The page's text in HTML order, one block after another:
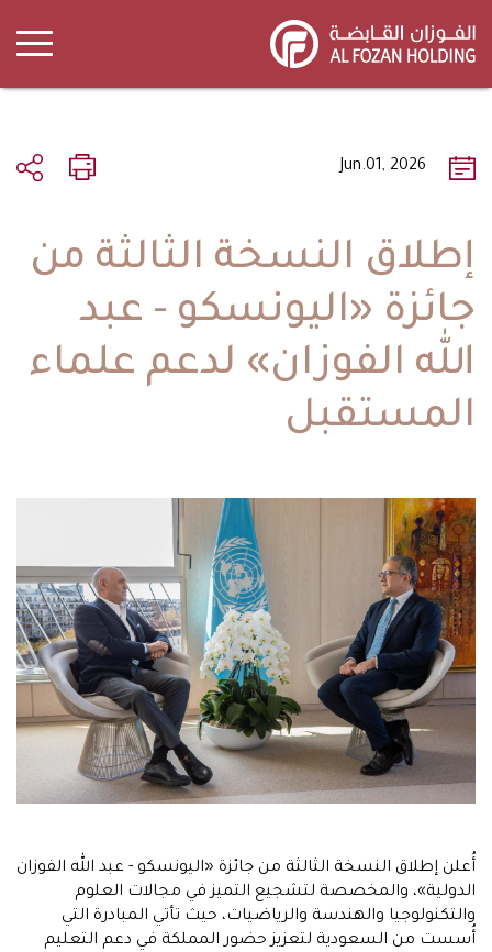
main
Jun.01, 2026
إطلاق النسخة الثالثة من
جائزة «اليونسكو - عبد
الله الفوزان» لدعم علماء
المستقبل
أُعلن إطلاق النسخة الثالثة من جائزة «اليونسكو - عبد الله الفوزان
الدولية»، والمخصصة لتشجيع التميز في مجالات العلوم
والتكنولوجيا والهندسة والرياضيات، حيث تأتي المبادرة التي
أُسست من السعودية لتعزيز حضور المملكة في دعم التعليم